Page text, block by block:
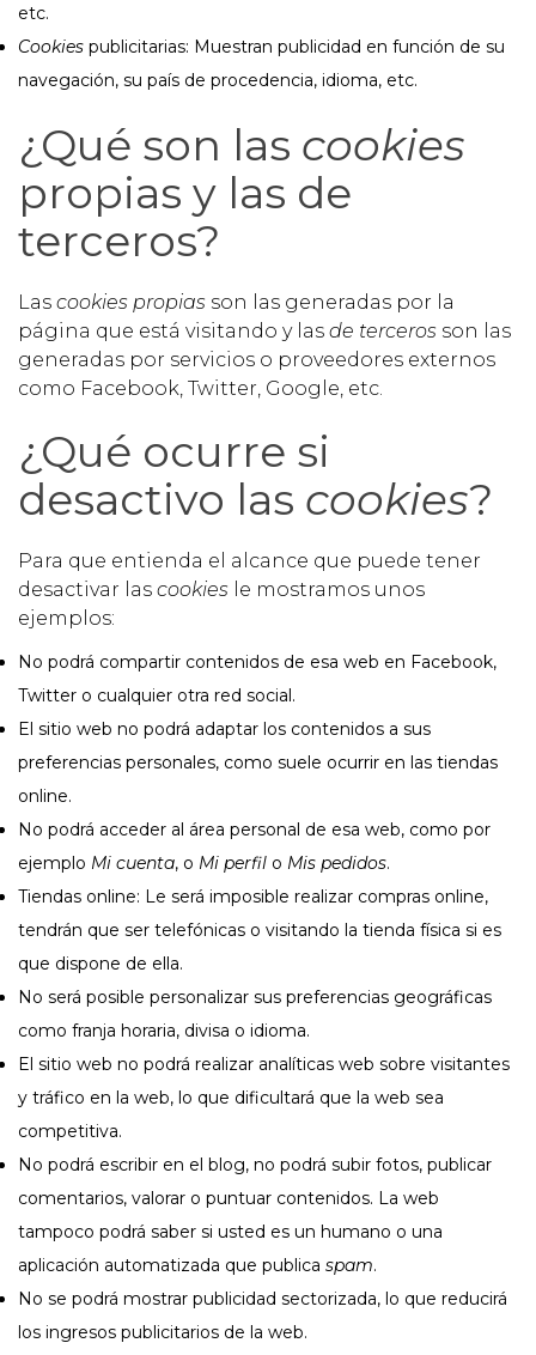
etc.
Cookies publicitarias: Muestran publicidad en función de su
navegación, su país de procedencia, idioma, etc.
¿Qué son las cookies
propias y las de
terceros?
Las cookies propias son las generadas por la
página que está visitando y las de terceros son las
generadas por servicios o proveedores externos
como Facebook, Twitter, Google, etc.
¿Qué ocurre si
desactivo las cookies?
Para que entienda el alcance que puede tener
desactivar las cookies le mostramos unos
ejemplos:
No podrá compartir contenidos de esa web en Facebook,
Twitter o cualquier otra red social.
El sitio web no podrá adaptar los contenidos a sus
preferencias personales, como suele ocurrir en las tiendas
online.
No podrá acceder al área personal de esa web, como por
ejemplo Mi cuenta, o Mi perfil o Mis pedidos.
Tiendas online: Le será imposible realizar compras online,
tendrán que ser telefónicas o visitando la tienda física si es
que dispone de ella.
No será posible personalizar sus preferencias geográficas
como franja horaria, divisa o idioma.
El sitio web no podrá realizar analíticas web sobre visitantes
y tráfico en la web, lo que dificultará que la web sea
competitiva.
No podrá escribir en el blog, no podrá subir fotos, publicar
comentarios, valorar o puntuar contenidos. La web
tampoco podrá saber si usted es un humano o una
aplicación automatizada que publica spam.
No se podrá mostrar publicidad sectorizada, lo que reducirá
los ingresos publicitarios de la web.